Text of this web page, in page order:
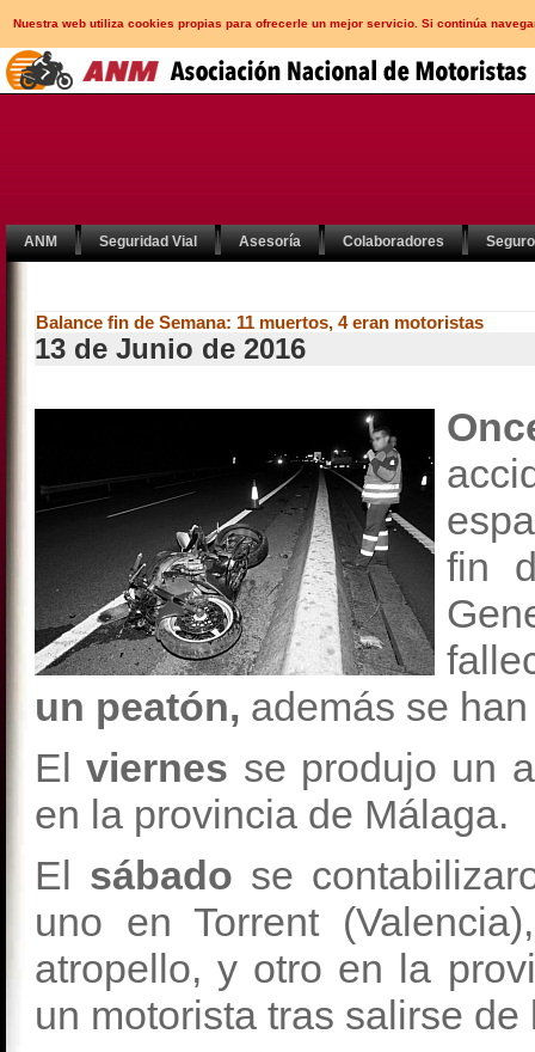
Nuestra web utiliza cookies propias para ofrecerle un mejor servicio. Si continúa
ANM Seguridad Vial Asesoría Colaboradores
Balance fin de Semana: 11 muertos, 4 eran motoristas
13 de Junio de 2016
fin
un peatón, además se
El viernes se produjo un
en la provincia de Málaga.
El sábado se
uno en Torrent
atropello, y otro en la
un motorista tras salirse